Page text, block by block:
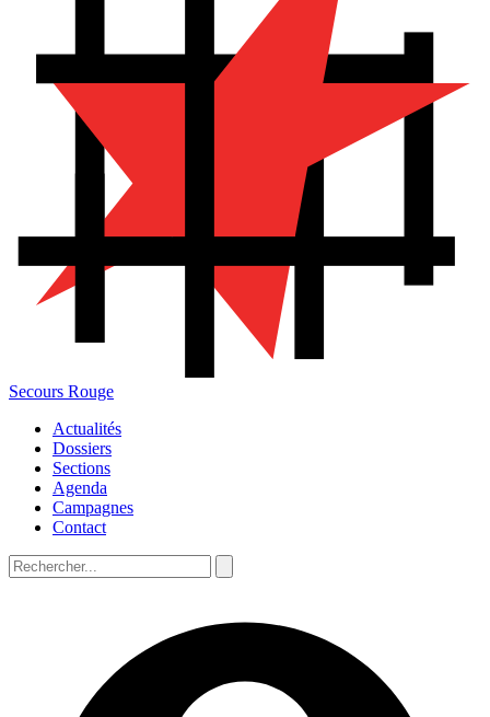
Secours Rouge
Actualités
Dossiers
Sections
Agenda
Campagnes
Contact